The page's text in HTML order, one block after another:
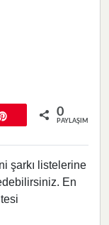
0
PAYLAŞIMLAR
şarkı listelerine
En